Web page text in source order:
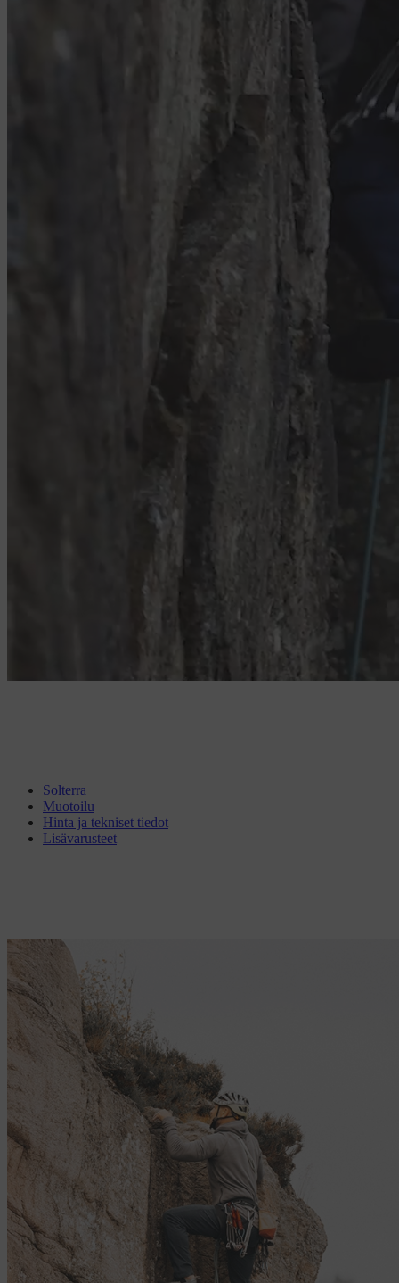
Solterra
Muotoilu
Hinta ja tekniset tiedot
Lisävarusteet